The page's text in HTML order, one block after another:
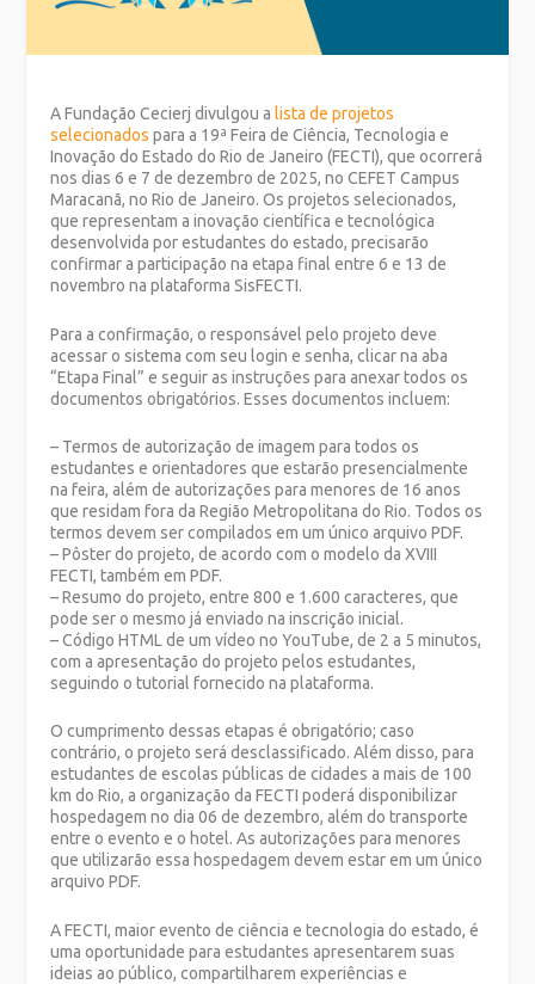
A Fundação Cecierj divulgou a lista de projetos
selecionados para a 19ª Feira de Ciência, Tecnologia e
Inovação do Estado do Rio de Janeiro (FECTI), que ocorrerá
nos dias 6 e 7 de dezembro de 2025, no CEFET Campus
Maracanã, no Rio de Janeiro. Os projetos selecionados,
que representam a inovação científica e tecnológica
desenvolvida por estudantes do estado, precisarão
confirmar a participação na etapa final entre 6 e 13 de
novembro na plataforma SisFECTI.
Para a confirmação, o responsável pelo projeto deve
acessar o sistema com seu login e senha, clicar na aba
“Etapa Final” e seguir as instruções para anexar todos os
documentos obrigatórios. Esses documentos incluem:
– Termos de autorização de imagem para todos os
estudantes e orientadores que estarão presencialmente
na feira, além de autorizações para menores de 16 anos
que residam fora da Região Metropolitana do Rio. Todos os
termos devem ser compilados em um único arquivo PDF.
– Pôster do projeto, de acordo com o modelo da XVIII
FECTI, também em PDF.
– Resumo do projeto, entre 800 e 1.600 caracteres, que
pode ser o mesmo já enviado na inscrição inicial.
– Código HTML de um vídeo no YouTube, de 2 a 5 minutos,
com a apresentação do projeto pelos estudantes,
seguindo o tutorial fornecido na plataforma.
O cumprimento dessas etapas é obrigatório; caso
contrário, o projeto será desclassificado. Além disso, para
estudantes de escolas públicas de cidades a mais de 100
km do Rio, a organização da FECTI poderá disponibilizar
hospedagem no dia 06 de dezembro, além do transporte
entre o evento e o hotel. As autorizações para menores
que utilizarão essa hospedagem devem estar em um único
arquivo PDF.
A FECTI, maior evento de ciência e tecnologia do estado, é
uma oportunidade para estudantes apresentarem suas
ideias ao público, compartilharem experiências e